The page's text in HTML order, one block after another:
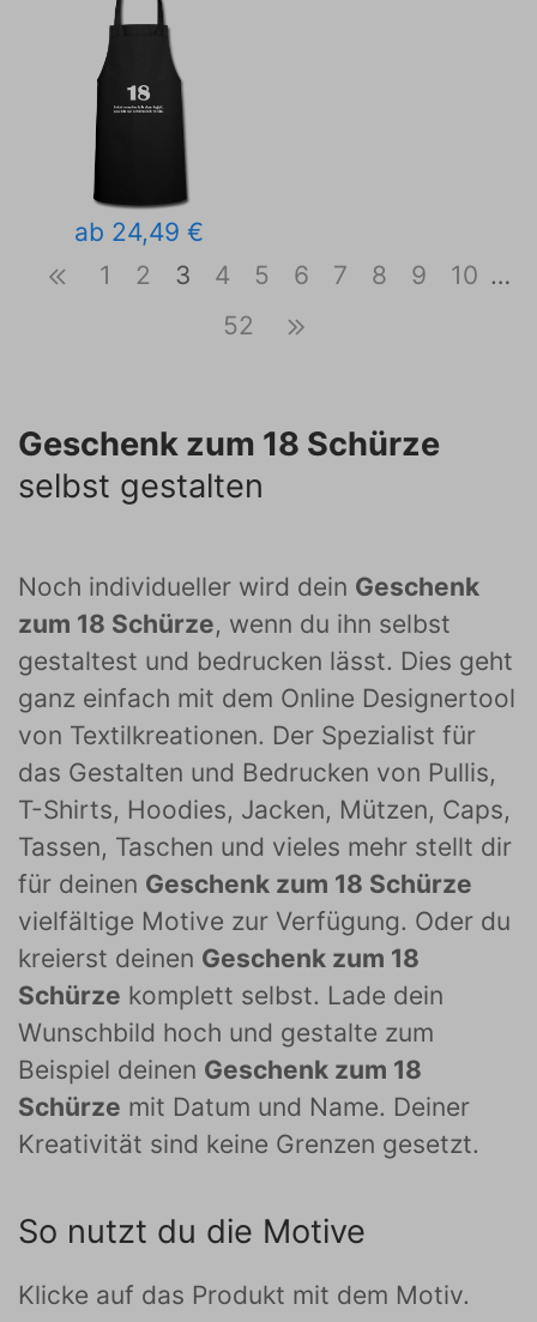
ab 24,49 €
1
2 3 4 5 6 7 8 9 10 …
52
Geschenk zum 18 Schürze
selbst gestalten
Noch individueller wird dein Geschenk
zum 18 Schürze, wenn du ihn selbst
gestaltest und bedrucken lässt. Dies geht
ganz einfach mit dem Online Designertool
von Textilkreationen. Der Spezialist für
das Gestalten und Bedrucken von Pullis,
T-Shirts, Hoodies, Jacken, Mützen, Caps,
Tassen, Taschen und vieles mehr stellt dir
für deinen Geschenk zum 18 Schürze
vielfältige Motive zur Verfügung. Oder du
kreierst deinen Geschenk zum 18
Schürze komplett selbst. Lade dein
Wunschbild hoch und gestalte zum
Beispiel deinen Geschenk zum 18
Schürze mit Datum und Name. Deiner
Kreativität sind keine Grenzen gesetzt.
So nutzt du die Motive
Klicke auf das Produkt mit dem Motiv.